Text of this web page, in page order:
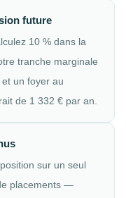
future
10 % dans la
tranche marginale
un foyer au
de 1 332 € par an.
sur un seul
placements —